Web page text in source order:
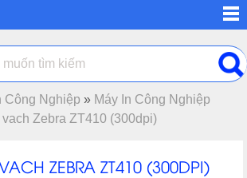
Công Nghiệp » Máy In Công Nghiệp
vach Zebra ZT410 (300dpi)
ZEBRA ZT410 (300DPI)